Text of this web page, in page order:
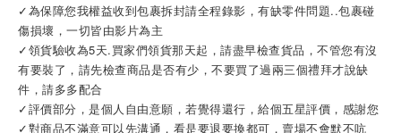
✓為保障您我權益收到包裹拆封請全程錄影，有缺零件問題..包裹碰
傷損壞，一切皆由影片為主
✓領貨驗收為5天.買家們領貨那天起，請盡早檢查貨品，不管您有沒
有要裝了，請先檢查商品是否有少，不要買了過兩三個禮拜才說缺
件，請多多配合
✓評價部分，是個人自由意願，若覺得還行，給個五星評價，感謝您
✓對商品不滿意可以先溝通，看是要退要換都可，賣場不會默不吭